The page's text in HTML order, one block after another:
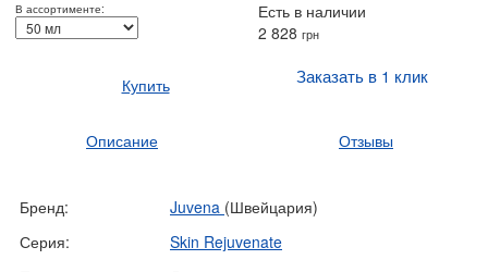
В ассортименте:
Есть в наличии
2 828 грн
Купить Заказать в 1 клик
Описание Отзывы
Бренд: Juvena (Швейцария)
Серия:
Skin Rejuvenate